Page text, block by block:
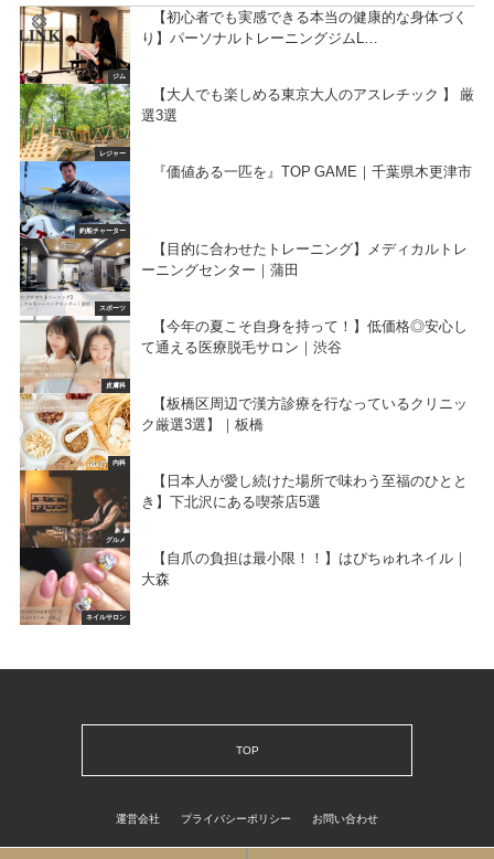
ジム
【初心者でも実感できる本当の健康的な身体づく
り】パーソナルトレーニングジムL…
レジャー
【大人でも楽しめる東京大人のアスレチック 】 厳
選3選
釣船チャーター
『価値ある一匹を』TOP GAME｜千葉県木更津市
スポーツ
【目的に合わせたトレーニング】メディカルトレ
ーニングセンター｜蒲田
皮膚科
【今年の夏こそ自身を持って！】低価格◎安心し
て通える医療脱毛サロン｜渋谷
内科
【板橋区周辺で漢方診療を行なっているクリニッ
ク厳選3選】｜板橋
グルメ
【日本人が愛し続けた場所で味わう至福のひとと
き】下北沢にある喫茶店5選
ネイルサロン
【自爪の負担は最小限！！】はぴちゅれネイル｜
大森
TOP
運営会社 プライバシーポリシー お問い合わせ